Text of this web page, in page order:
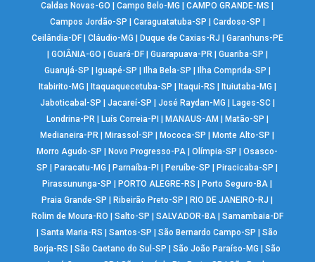
Caldas Novas-GO
|Campo Belo-MG |CAMPO GRANDE-MS
Campos Jordão-SP
Caraguatatuba-SP Cardoso-SP
Ceilândia-DF| Cláudio-MG Duque de Caxias-RJ
Garanhuns-PE
GOIÂNIA-GO Guará-DF| Guarapuava-PR| Guariba-SP
Guarujá-SP
Iguapé-SP Ilha Bela-SP Ilha Comprida-SP
Itabirito-MG
Itaquaquecetuba-SP Itaqui-RS Ituiutaba-MG
Jaboticabal-SP
Jacareí-SP José Raydan-MG Lages-SC|
Londrina-PR| Luís Correia-PI MANAUS-AM Matão-SP
Medianeira-PR
Mirassol-SP Mococa-SP Monte Alto-SP
Morro Agudo-SP
Novo Progresso-PA |Olímpia-SP |Osasco-
SP
Paracatu-MG Parnaíba-PI Peruíbe-SP Piracicaba-SP
Pirassununga-SP
PORTO ALEGRE-RS Porto Seguro-BA
Praia Grande-SP
Ribeirão Preto-SP RIO DE JANEIRO-RJ
Rolim de Moura-RO
Salto-SP SALVADOR-BA| Samambaia-DF
|Santa Maria-RS |Santos-SP |São Bernardo Campo-SP |São
Borja-RS
|São Caetano do Sul-SP |São João Paraíso-MG |São